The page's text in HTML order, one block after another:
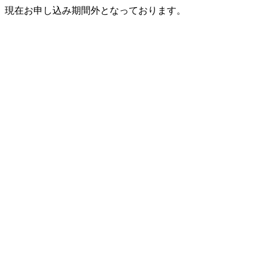
現在お申し込み期間外となっております。